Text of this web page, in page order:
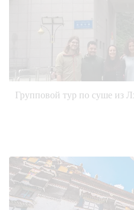
Групповой тур по суше из